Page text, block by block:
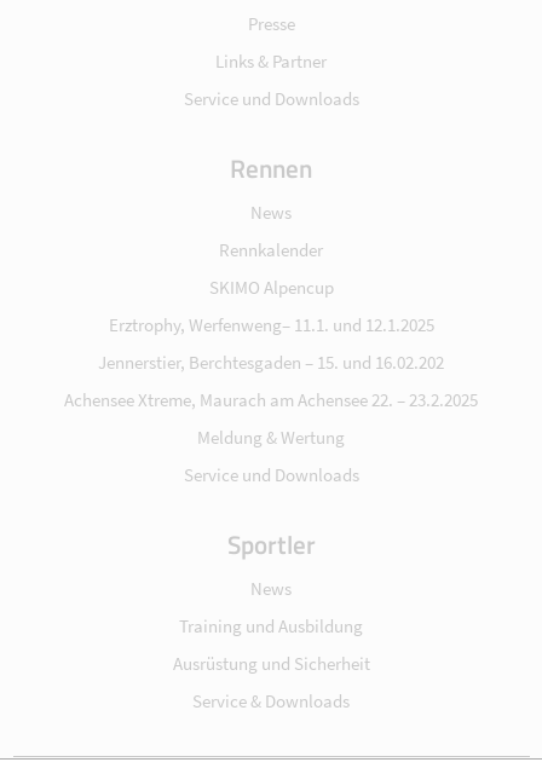
Presse
Links & Partner
Service und Downloads
Rennen
News
Rennkalender
SKIMO Alpencup
Erztrophy, Werfenweng– 11.1. und 12.1.2025
Jennerstier, Berchtesgaden – 15. und 16.02.202
Achensee Xtreme, Maurach am Achensee 22. – 23.2.2025
Meldung & Wertung
Service und Downloads
Sportler
News
Training und Ausbildung
Ausrüstung und Sicherheit
Service & Downloads